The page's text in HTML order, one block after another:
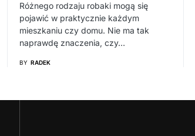
Różnego rodzaju robaki mogą się
pojawić w praktycznie każdym
mieszkaniu czy domu. Nie ma tak
naprawdę znaczenia, czy…
BY RADEK